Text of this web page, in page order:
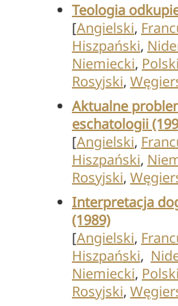
Teologia
[Angielski,
Hiszpański,
Niemiecki, Polski
Rosyjski,
Aktualne
eschatologii
[Angielski,
Hiszpański,
Rosyjski,
Interpretacja
(1989)
[Angielski,
Hiszpański,
Niemiecki, Polski
Rosyjski,